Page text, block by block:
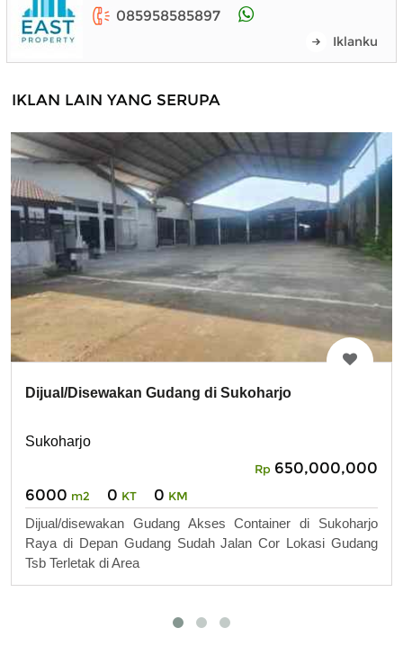
085958585897
Iklanku
IKLAN LAIN YANG SERUPA
Dijual/Disewakan Gudang di Sukoharjo
Sukoharjo
Rp 650,000,000
6000 m2 0 KT 0 KM
Dijual/disewakan Gudang Akses Container di Sukoharjo
Raya di Depan Gudang Sudah Jalan Cor Lokasi Gudang
Tsb Terletak di Area